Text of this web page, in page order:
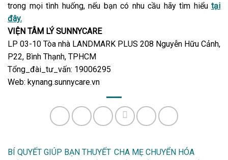
trong mọi tình huống, nếu bạn có nhu cầu hãy tìm hiểu tại
đây.
VIỆN TÂM LÝ SUNNYCARE
LP 03-10 Tòa nhà LANDMARK PLUS 208 Nguyễn Hữu Cảnh,
P22, Bình Thạnh, TPHCM
Tổng_đài_tư_vấn: 19006295
Web: kynang.sunnycare.vn
BÍ QUYẾT GIÚP BẠN THUYẾT CHA MẸ CHUYỂN HÓA